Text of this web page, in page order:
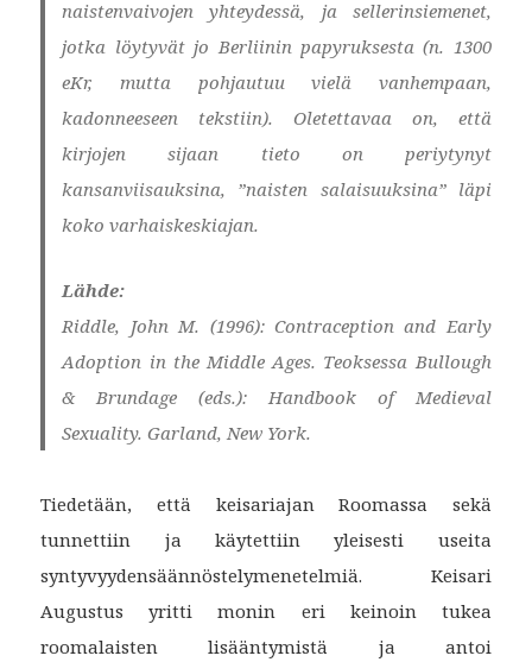
naistenvaivojen yhteydessä, ja sellerinsiemenet,
jotka löytyvät jo Berliinin papyruksesta (n. 1300
eKr, mutta pohjautuu vielä vanhempaan,
kadonneeseen tekstiin). Oletettavaa on, että
kirjojen sijaan tieto on periytynyt
kansanviisauksina, ”naisten salaisuuksina” läpi
koko varhaiskeskiajan.
Lähde:
Riddle, John M. (1996): Contraception and Early
Adoption in the Middle Ages. Teoksessa Bullough
& Brundage (eds.): Handbook of Medieval
Sexuality. Garland, New York.
Tiedetään, että keisariajan Roomassa sekä
tunnettiin ja käytettiin yleisesti useita
syntyvyydensäännöstelymenetelmiä. Keisari
Augustus yritti monin eri keinoin tukea
roomalaisten lisääntymistä ja antoi